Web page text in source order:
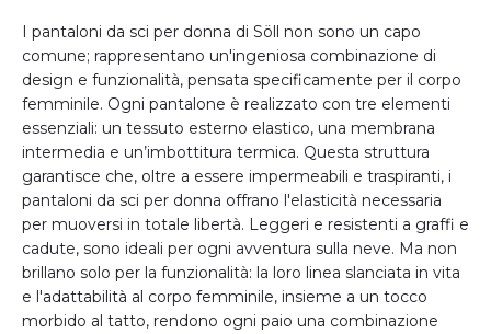
I pantaloni da sci per donna di Söll non sono un capo
comune; rappresentano un'ingeniosa combinazione di
design e funzionalità, pensata specificamente per il corpo
femminile. Ogni pantalone è realizzato con tre elementi
essenziali: un tessuto esterno elastico, una membrana
intermedia e un’imbottitura termica. Questa struttura
garantisce che, oltre a essere impermeabili e traspiranti, i
pantaloni da sci per donna offrano l'elasticità necessaria
per muoversi in totale libertà. Leggeri e resistenti a graffi e
cadute, sono ideali per ogni avventura sulla neve. Ma non
brillano solo per la funzionalità: la loro linea slanciata in vita
e l'adattabilità al corpo femminile, insieme a un tocco
morbido al tatto, rendono ogni paio una combinazione